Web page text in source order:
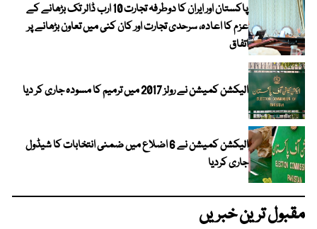
پاکستان اور ایران کا دوطرفہ تجارت 10 ارب ڈالر تک بڑھانے کے
عزم کا اعادہ، سرحدی تجارت اور کان کنی میں تعاون بڑھانے پر
اتفاق
الیکشن کمیشن نے رولز 2017 میں ترمیم کا مسودہ جاری کر دیا
الیکشن کمیشن نے 6 اضلاع میں ضمنی انتخابات کا شیڈول
جاری کردیا
مقبول ترین خبریں